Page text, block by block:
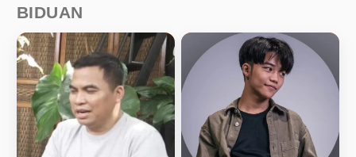
BIDUAN